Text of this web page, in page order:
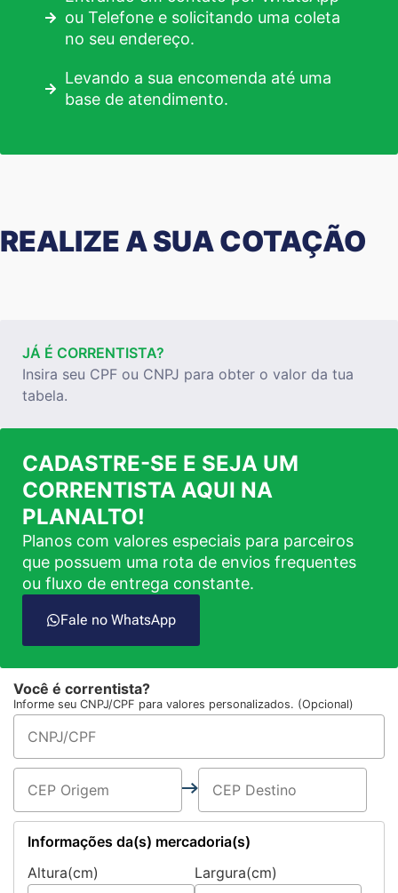
ou Telefone e solicitando uma coleta
no seu endereço.
Levando a sua encomenda até uma
base de atendimento.
REALIZE A SUA COTAÇÃO
JÁ É CORRENTISTA?
Insira seu CPF ou CNPJ para obter o valor da tua
tabela.
CADASTRE-SE E SEJA UM
CORRENTISTA AQUI NA
PLANALTO!
Planos com valores especiais para parceiros
que possuem uma rota de envios frequentes
ou fluxo de entrega constante.
Fale no WhatsApp
Você é correntista?
Informe seu CNPJ/CPF para valores personalizados. (Opcional)
Informações da(s) mercadoria(s)
Altura(cm)
Largura(cm)